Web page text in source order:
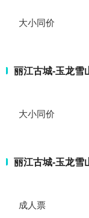
大小同价
丽江古城-玉龙雪
大小同价
丽江古城-玉龙雪
成人票